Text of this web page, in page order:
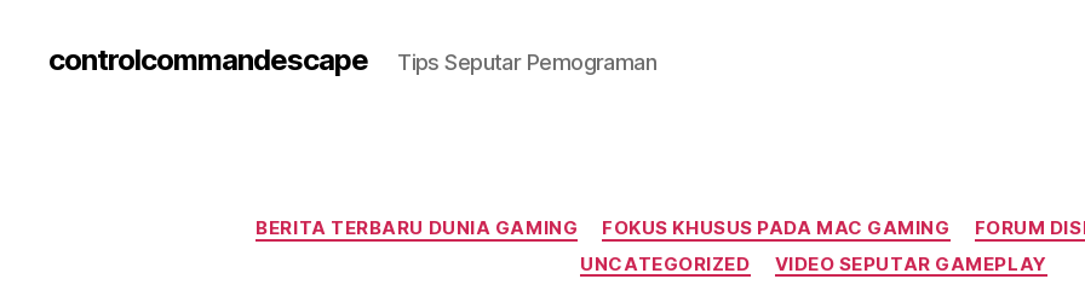
controlcommandescape Tips Seputar Pemograman
Kategori
BERITA TERBARU DUNIA GAMING FOKUS KHUSUS PADA MAC GAMING
FORUM
UNCATEGORIZED
VIDEO SEPUTAR GAMEPLAY